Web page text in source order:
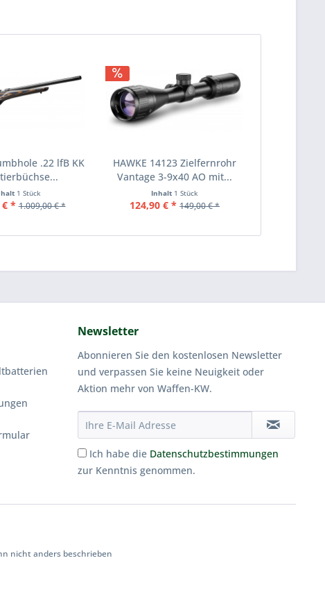
.22 lfB KK
1 Stück
€ * 1.009,00 € *
HAWKE 14123 Zielfernrohr
Vantage 3-9x40 AO mit...
Inhalt 1 Stück
124,90 € * 149,00 € *
Newsletter
Abonnieren Sie den kostenlosen Newsletter
und verpassen Sie keine Neuigkeit oder
Aktion mehr von Waffen-KW.
Ich habe die Datenschutzbestimmungen
zur Kenntnis genommen.
nicht anders beschrieben